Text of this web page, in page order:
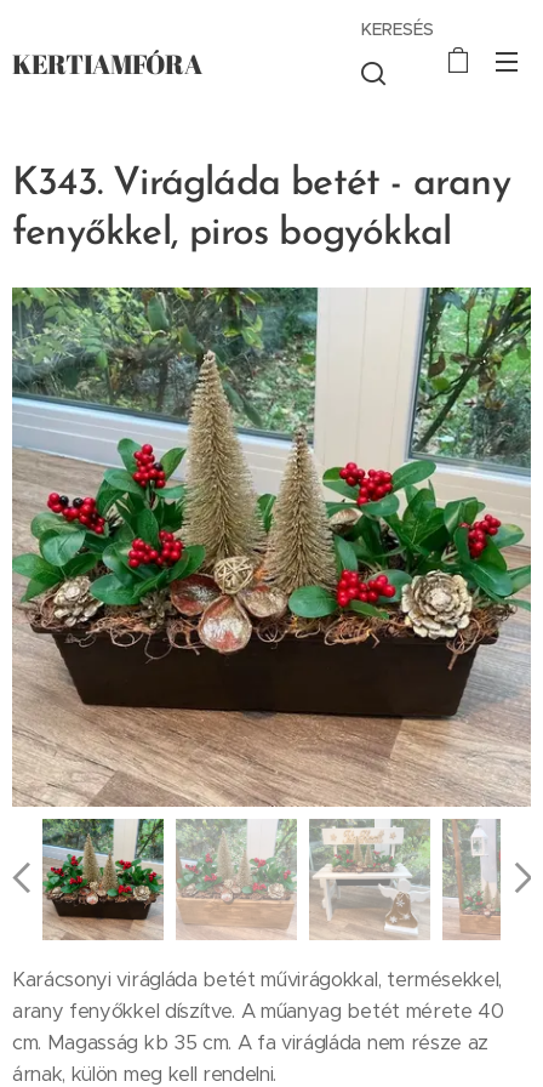
KERTIAMFÓRA
KERESÉS
K343. Virágláda betét - arany
fenyőkkel, piros bogyókkal
Karácsonyi virágláda betét művirágokkal, termésekkel,
arany fenyőkkel díszítve. A műanyag betét mérete 40
cm. Magasság kb 35 cm. A fa virágláda nem része az
árnak, külön meg kell rendelni.